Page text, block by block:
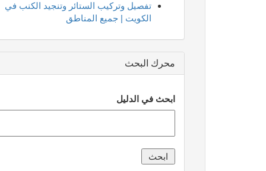
تفصيل وتركيب الستائر وتنجيد الكنب في
الكويت | جميع المناطق
محرك البحث
ابحث في الدليل